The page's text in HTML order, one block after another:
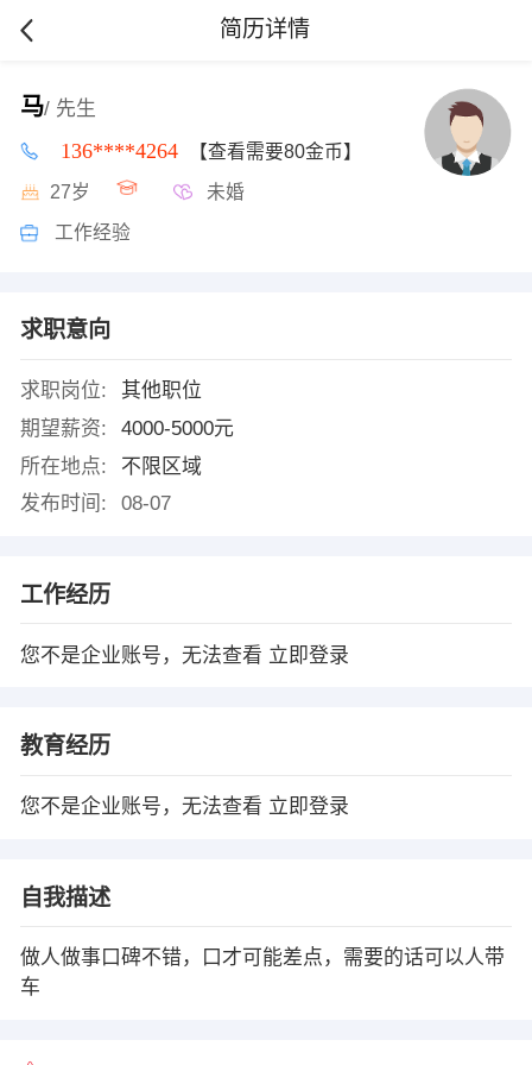
简历详情
马/ 先生
136****4264 【查看需要80金币】
27岁 未婚
工作经验
求职意向
求职岗位:
其他职位
期望薪资:
4000-5000元
所在地点:
不限区域
发布时间:
08-07
工作经历
您不是企业账号，无法查看 立即登录
教育经历
您不是企业账号，无法查看 立即登录
自我描述
做人做事口碑不错，口才可能差点，需要的话可以人带
车